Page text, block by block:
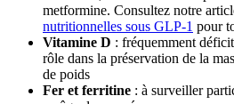
metformine. Consultez notre
nutritionnelles sous GLP-1 pour
Vitamine D : fréquemment
rôle dans la préservation de la
de poids
Fer et ferritine : à surveiller